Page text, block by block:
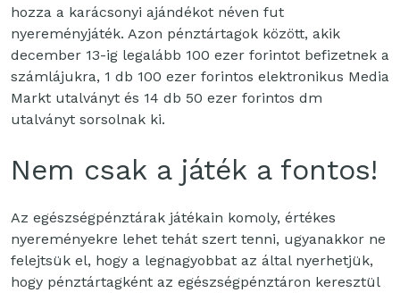
hozza a karácsonyi ajándékot néven fut
nyereményjáték. Azon pénztártagok között, akik
december 13-ig legalább 100 ezer forintot befizetnek a
számlájukra, 1 db 100 ezer forintos elektronikus Media
Markt utalványt és 14 db 50 ezer forintos dm
utalványt sorsolnak ki.
Nem csak a játék a fontos!
Az egészségpénztárak játékain komoly, értékes
nyereményekre lehet tehát szert tenni, ugyanakkor ne
felejtsük el, hogy a legnagyobbat az által nyerhetjük,
hogy pénztártagként az egészségpénztáron keresztül